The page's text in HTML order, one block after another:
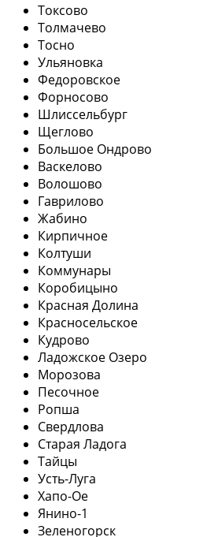
Токсово
Толмачево
Тосно
Ульяновка
Федоровское
Форносово
Шлиссельбург
Щеглово
Большое Ондрово
Васкелово
Волошово
Гаврилово
Жабино
Кирпичное
Колтуши
Коммунары
Коробицыно
Красная Долина
Красносельское
Кудрово
Ладожское Озеро
Морозова
Песочное
Ропша
Свердлова
Старая Ладога
Тайцы
Усть-Луга
Хапо-Ое
Янино-1
Зеленогорск